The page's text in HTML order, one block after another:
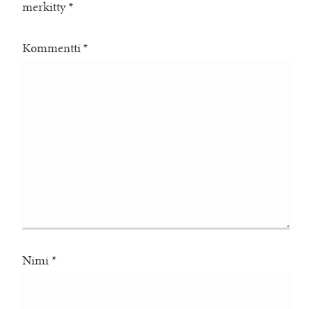
merkitty *
Kommentti *
Nimi *